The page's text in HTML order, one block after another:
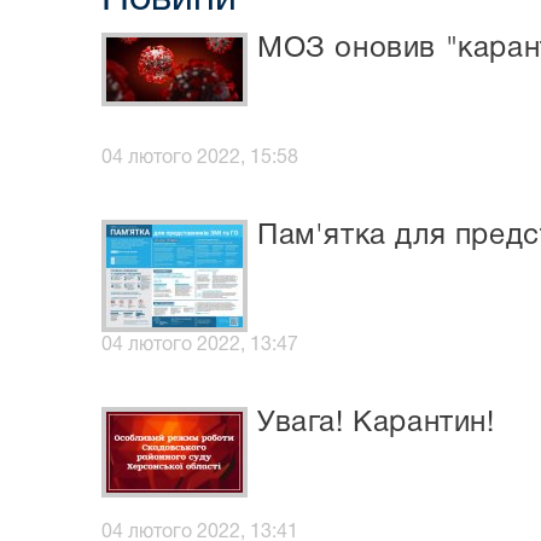
МОЗ оновив
04 лютого 2022, 15:58
Пам'ятка для
04 лютого 2022, 13:47
Увага! Карантин!
04 лютого 2022, 13:41